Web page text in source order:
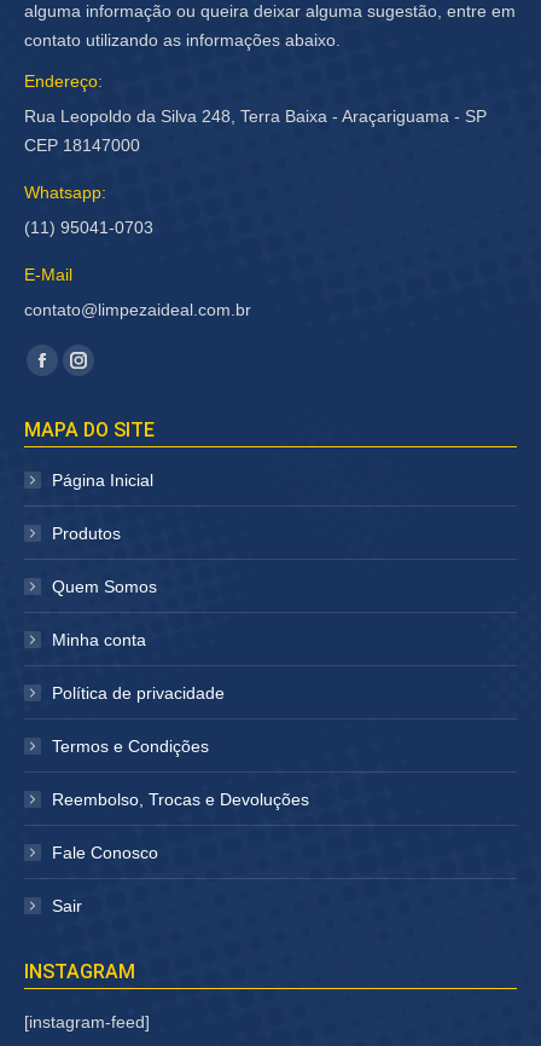
alguma informação ou queira deixar alguma sugestão, entre em
contato utilizando as informações abaixo.
Endereço:
Rua Leopoldo da Silva 248, Terra Baixa - Araçariguama - SP
CEP 18147000
Whatsapp:
(11) 95041-0703
E-Mail
contato@limpezaideal.com.br
Encontre-nos em:
Facebook
abre
em
janela
Instagram
abre
janela
MAPA DO SITE
Página Inicial
Produtos
Quem Somos
Minha conta
Política de privacidade
Termos e Condições
Reembolso, Trocas e Devoluções
Fale Conosco
Sair
INSTAGRAM
[instagram-feed]